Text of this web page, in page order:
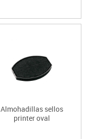
Almohadillas sellos
printer oval